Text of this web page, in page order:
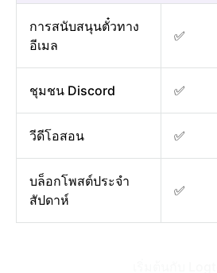
การสนับสนุนตั๋วทาง
อีเมล
✅
ชุมชน Discord ✅
วีดีโอสอน ✅
บล็อกโพสต์ประจำ
สัปดาห์
✅